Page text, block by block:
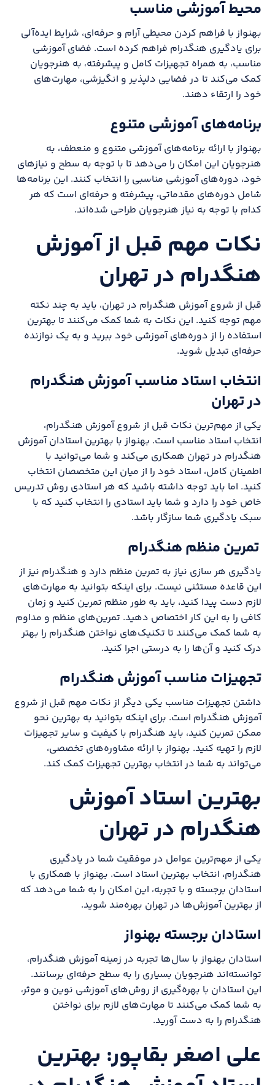
محیط آموزشی مناسب
بهنواز با فراهم کردن محیطی آرام و حرفه‌ای، شرایط ایده‌آلی
برای یادگیری هنگدرام فراهم کرده است. فضای آموزشی
مناسب، به همراه تجهیزات کامل و پیشرفته، به هنرجویان
کمک می‌کند تا در فضایی دلپذیر و انگیزشی، مهارت‌های
خود را ارتقاء دهند.
برنامه‌های آموزشی متنوع
بهنواز با ارائه برنامه‌های آموزشی متنوع و منعطف، به
هنرجویان این امکان را می‌دهد تا با توجه به سطح و نیازهای
خود، دوره‌های آموزشی مناسبی را انتخاب کنند. این برنامه‌ها
شامل دوره‌های مقدماتی، پیشرفته و حرفه‌ای است که هر
کدام با توجه به نیاز هنرجویان طراحی شده‌اند.
نکات مهم قبل از آموزش
هنگدرام در تهران
قبل از شروع آموزش هنگدرام در تهران، باید به چند نکته
مهم توجه کنید. این نکات به شما کمک می‌کنند تا بهترین
استفاده را از دوره‌های آموزشی خود ببرید و به یک نوازنده
حرفه‌ای تبدیل شوید.
انتخاب استاد مناسب آموزش هنگدرام
در تهران
یکی از مهم‌ترین نکات قبل از شروع آموزش هنگدرام،
انتخاب استاد مناسب است. بهنواز با بهترین استادان آموزش
هنگدرام در تهران همکاری می‌کند و شما می‌توانید با
اطمینان کامل، استاد خود را از میان این متخصصان انتخاب
کنید. اما باید توجه داشته باشید که هر استادی روش تدریس
خاص خود را دارد و شما باید استادی را انتخاب کنید که با
سبک یادگیری شما سازگار باشد.
تمرین منظم هنگدرام
یادگیری هر سازی نیاز به تمرین منظم دارد و هنگدرام نیز از
این قاعده مستثنی نیست. برای اینکه بتوانید به مهارت‌های
لازم دست پیدا کنید، باید به طور منظم تمرین کنید و زمان
کافی را به این کار اختصاص دهید. تمرین‌های منظم و مداوم
به شما کمک می‌کنند تا تکنیک‌های نواختن هنگدرام را بهتر
درک کنید و آن‌ها را به درستی اجرا کنید.
تجهیزات مناسب آموزش هنگدرام
داشتن تجهیزات مناسب یکی دیگر از نکات مهم قبل از شروع
آموزش هنگدرام است. برای اینکه بتوانید به بهترین نحو
ممکن تمرین کنید، باید هنگدرام با کیفیت و سایر تجهیزات
لازم را تهیه کنید. بهنواز با ارائه مشاوره‌های تخصصی،
می‌تواند به شما در انتخاب بهترین تجهیزات کمک کند.
بهترین استاد آموزش
هنگدرام در تهران
یکی از مهم‌ترین عوامل در موفقیت شما در یادگیری
هنگدرام، انتخاب بهترین استاد است. بهنواز با همکاری با
استادان برجسته و با تجربه، این امکان را به شما می‌دهد که
از بهترین آموزش‌ها در تهران بهره‌مند شوید.
استادان برجسته بهنواز
استادان بهنواز با سال‌ها تجربه در زمینه آموزش هنگدرام،
توانسته‌اند هنرجویان بسیاری را به سطح حرفه‌ای برسانند.
این استادان با بهره‌گیری از روش‌های آموزشی نوین و موثر،
به شما کمک می‌کنند تا مهارت‌های لازم برای نواختن
هنگدرام را به دست آورید.
علی اصغر بقاپور: بهترین